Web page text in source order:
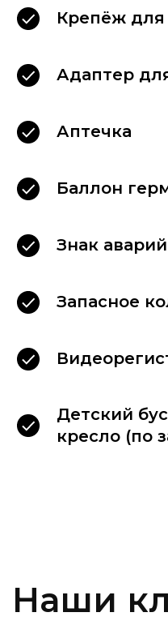
Крепёж для
Адаптер
Аптечка
Баллон
Знак
Запасное
Детский
кресло (по
Связаться